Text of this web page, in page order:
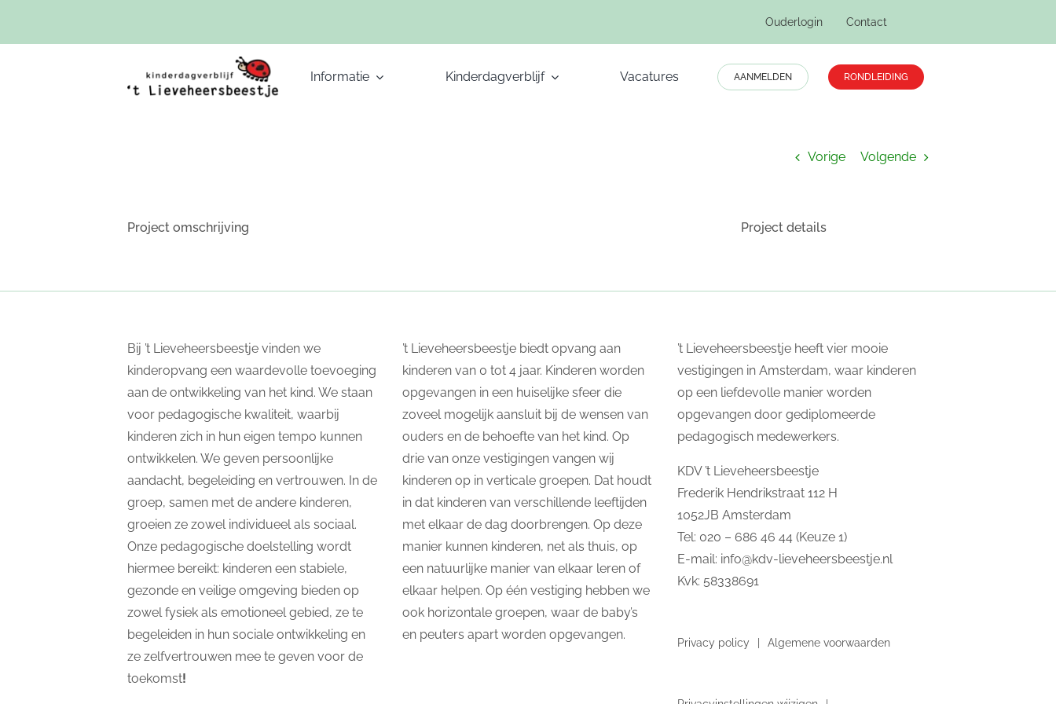
Ouderlogin Contact
Informatie Kinderdagverblijf Vacatures AANMELDEN RONDLEIDING
Vorige Volgende
Project omschrijving Project details
Bij ’t Lieveheersbeestje vinden we
kinderopvang een waardevolle toevoeging
aan de ontwikkeling van het kind. We staan
voor pedagogische kwaliteit, waarbij
kinderen zich in hun eigen tempo kunnen
ontwikkelen. We geven persoonlijke
aandacht, begeleiding en vertrouwen. In de
groep, samen met de andere kinderen,
groeien ze zowel individueel als sociaal.
Onze pedagogische doelstelling wordt
hiermee bereikt: kinderen een stabiele,
gezonde en veilige omgeving bieden op
zowel fysiek als emotioneel gebied, ze te
begeleiden in hun sociale ontwikkeling en
ze zelfvertrouwen mee te geven voor de
toekomst!
’t Lieveheersbeestje biedt opvang aan
kinderen van 0 tot 4 jaar. Kinderen worden
opgevangen in een huiselijke sfeer die
zoveel mogelijk aansluit bij de wensen van
ouders en de behoefte van het kind. Op
drie van onze vestigingen vangen wij
kinderen op in verticale groepen. Dat houdt
in dat kinderen van verschillende leeftijden
met elkaar de dag doorbrengen. Op deze
manier kunnen kinderen, net als thuis, op
een natuurlijke manier van elkaar leren of
elkaar helpen. Op één vestiging hebben we
ook horizontale groepen, waar de baby’s
en peuters apart worden opgevangen.
’t Lieveheersbeestje heeft vier mooie
vestigingen in Amsterdam, waar kinderen
op een liefdevolle manier worden
opgevangen door gediplomeerde
pedagogisch medewerkers.
KDV ’t Lieveheersbeestje
Frederik Hendrikstraat 112 H
1052JB Amsterdam
Tel: 020 – 686 46 44 (Keuze 1)
E-mail: info@kdv-lieveheersbeestje.nl
Kvk: 58338691
Privacy policy Algemene voorwaarden